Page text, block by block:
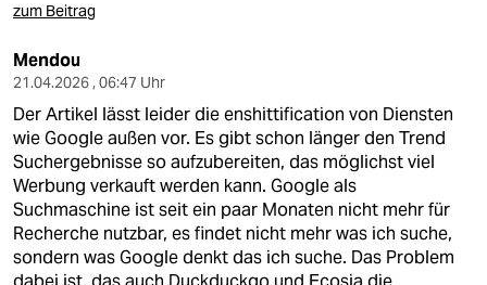
zum Beitrag
Mendou
21.04.2026 , 06:47 Uhr
Der Artikel lässt leider die enshittification von Diensten
wie Google außen vor. Es gibt schon länger den Trend
Suchergebnisse so aufzubereiten, das möglichst viel
Werbung verkauft werden kann. Google als
Suchmaschine ist seit ein paar Monaten nicht mehr für
Recherche nutzbar, es findet nicht mehr was ich suche,
sondern was Google denkt das ich suche. Das Problem